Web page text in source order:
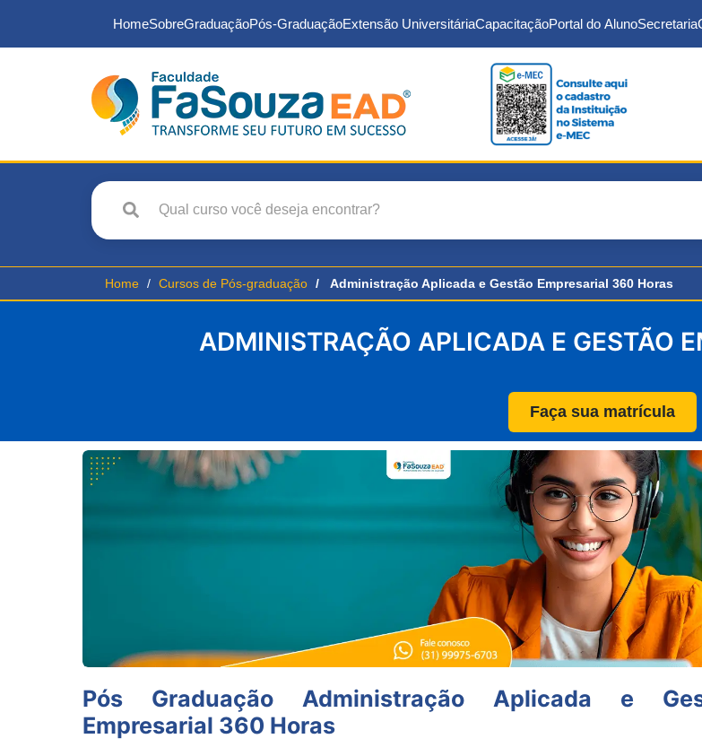
HomeSobreGraduaçãoPós-GraduaçãoExtensão UniversitáriaCapacitaçãoPortal do AlunoSecretaria
Home Cursos de Pós-graduação Administração Aplicada e Gestão Empresarial 360 Horas
ADMINISTRAÇÃO APLICADA E GESTÃO
Faça sua matrícula
Pós Graduação Administração Aplicada e
Empresarial 360 Horas